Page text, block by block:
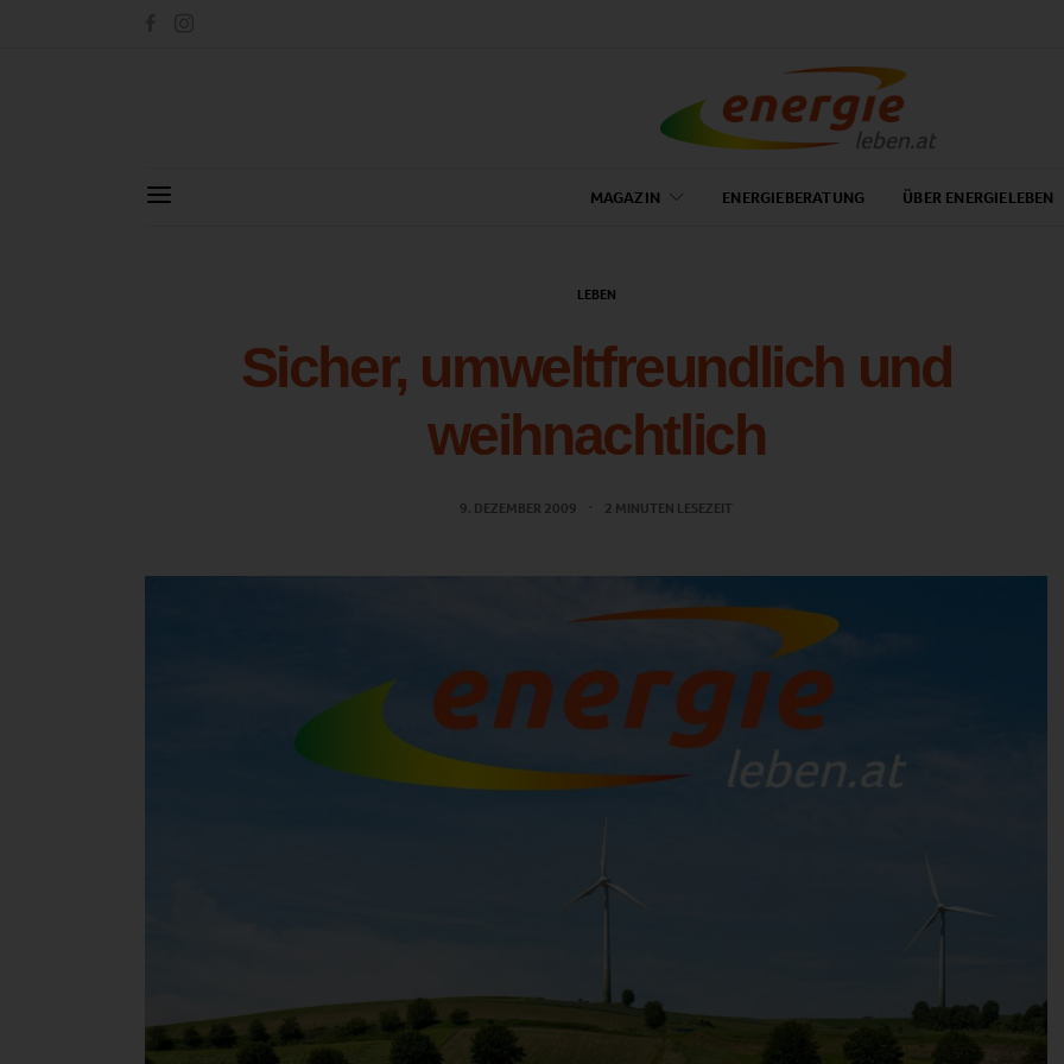
MAGAZIN ENERGIEBERATUNG ÜBER ENERGIELEBEN
LEBEN
Sicher, umweltfreundlich und
weihnachtlich
9. DEZEMBER 2009 2 MINUTEN LESEZEIT